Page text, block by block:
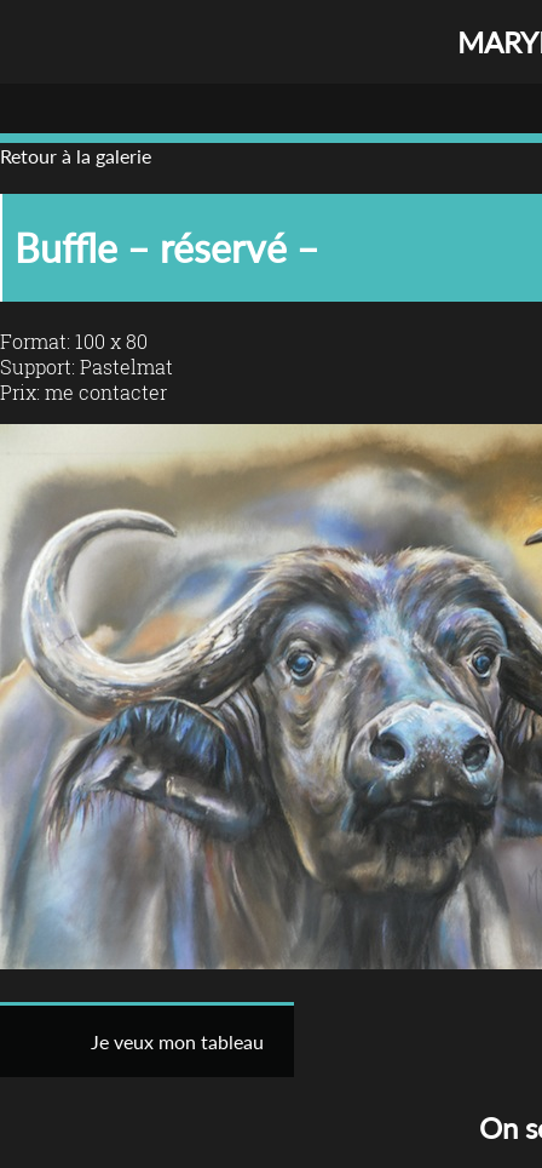
Retour à la galerie
Buffle – réservé –
Format: 100 x 80
Support: Pastelmat
Prix: me contacter
Je veux mon tableau
On